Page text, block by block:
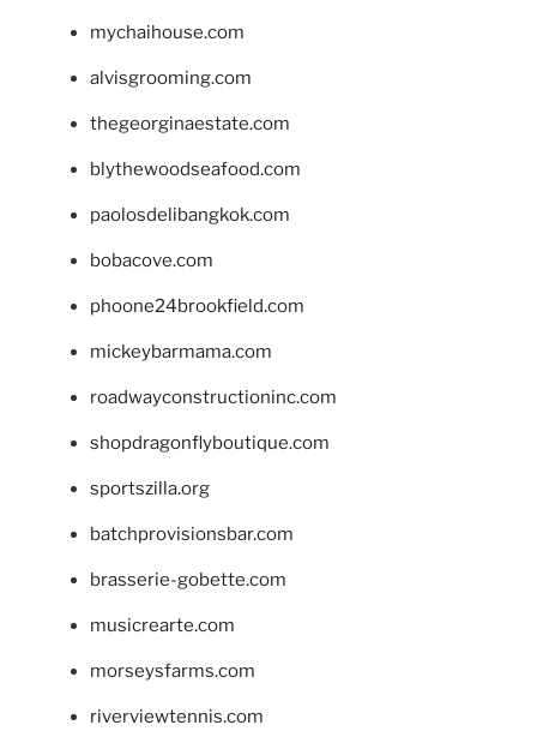
mychaihouse.com
alvisgrooming.com
thegeorginaestate.com
blythewoodseafood.com
paolosdelibangkok.com
bobacove.com
phoone24brookfield.com
mickeybarmama.com
roadwayconstructioninc.com
shopdragonflyboutique.com
sportszilla.org
batchprovisionsbar.com
brasserie-gobette.com
musicrearte.com
morseysfarms.com
riverviewtennis.com